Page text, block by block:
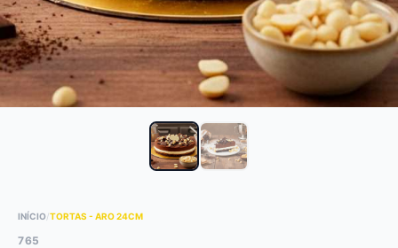
INÍCIO/TORTAS - ARO 24CM
765